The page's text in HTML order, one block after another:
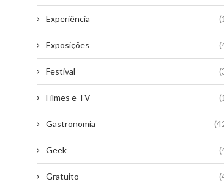
Experiência
Exposições
Festival
Filmes e TV
Gastronomia
Geek
Gratuito